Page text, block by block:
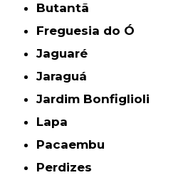
Butantã
Freguesia do Ó
Jaguaré
Jaraguá
Jardim Bonfiglioli
Lapa
Pacaembu
Perdizes